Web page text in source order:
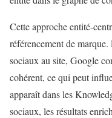
Cette approche entité-
référencement de
sociaux au site, Google
cohérent, ce qui peut
apparaît dans les
sociaux, les résultats